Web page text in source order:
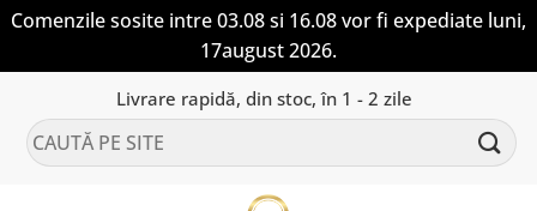
Comenzile sosite intre 03.08 si 16.08 vor fi expediate luni,
17august 2026.
content
Livrare rapidă, din stoc, în 1 - 2 zile
Caută
după: